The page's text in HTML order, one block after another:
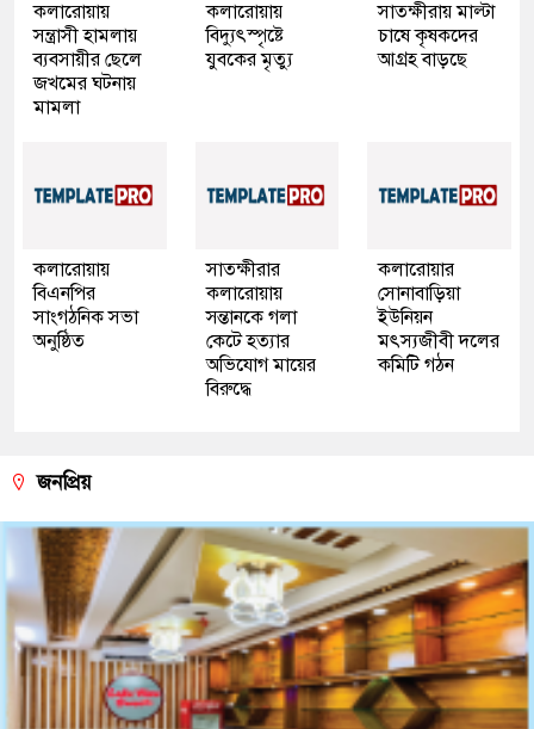
কলারোয়ায়
সন্ত্রাসী হামলায়
ব্যবসায়ীর ছেলে
জখমের ঘটনায়
মামলা
কলারোয়ায়
বিদ্যুৎস্পৃষ্টে
যুবকের মৃত্যু
সাতক্ষীরায় মাল্টা
চাষে কৃষকদের
আগ্রহ বাড়ছে
কলারোয়ায়
বিএনপির
সাংগঠনিক সভা
অনুষ্ঠিত
সাতক্ষীরার
কলারোয়ায়
সন্তানকে গলা
কেটে হত্যার
অভিযোগ মায়ের
বিরুদ্ধে
কলারোয়ার
সোনাবাড়িয়া
ইউনিয়ন
মৎস্যজীবী দলের
কমিটি গঠন
জনপ্রিয়